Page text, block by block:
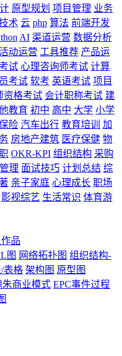
原型规划 项目管理 业务
术 云 php 算法 前端开发
AI 渠道运营 数据分析
动运营 工具推荐 产品运
试 心理咨询师考试 计算
考试 软考 英语考试 项目
资格考试 会计职称考试 建
教育 初中 高中 大学 小学
险 汽车出行 教育培训
加
房地产建筑 医疗保健 物
OKR-KPI 组织结构 采购
理 面试技巧 计划总结 综
亲子家庭 心理成长 职场
影视综艺 生活常识 体育游
品
图 网络拓扑图 组织结构-
/表格 架构图 原型图
朱商业模式 EPC事件过程